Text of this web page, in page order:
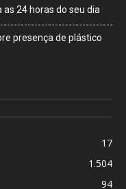
24 horas do seu dia
presença de plástico
17
1.504
94